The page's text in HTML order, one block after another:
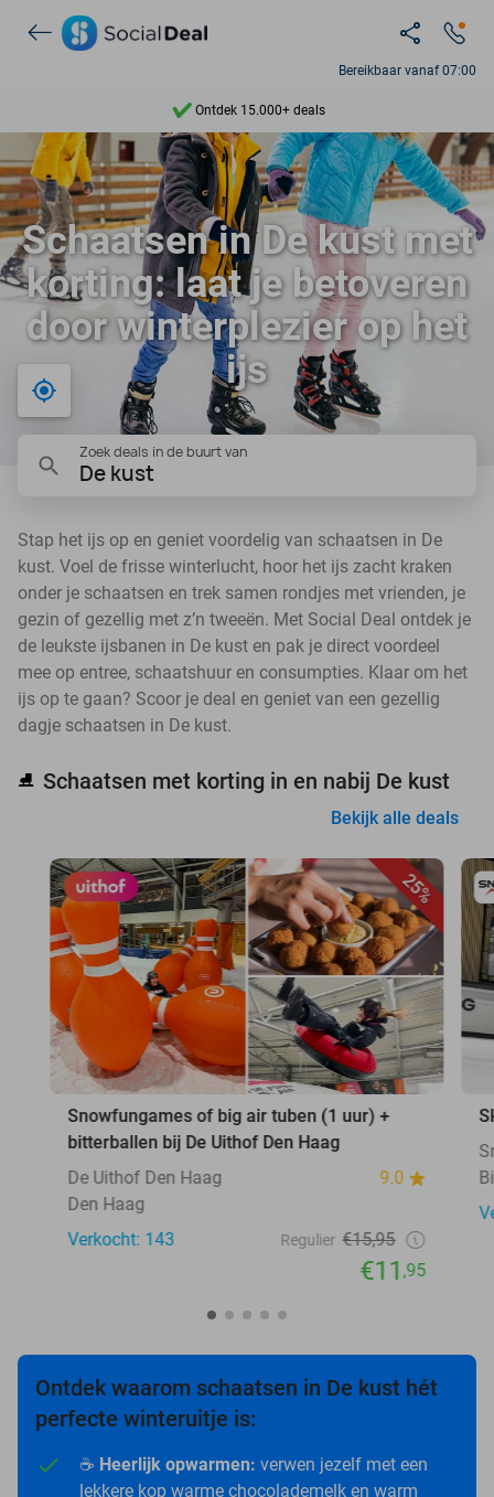
Bereikbaar vanaf 07:00
Ontdek 15.000+ deals
7 dagen per week beschikbaar
10+ miljoen leden
9,4
Ontdek 15.000+ deals
Schaatsen in De kust met
korting: laat je betoveren
door winterplezier op het
ijs
Bij mij in de buurt
Zoek deals in de buurt van
De kust
Stap het ijs op en geniet voordelig van schaatsen in De
kust. Voel de frisse winterlucht, hoor het ijs zacht kraken
onder je schaatsen en trek samen rondjes met vrienden, je
gezin of gezellig met z’n tweeën. Met Social Deal ontdek je
de leukste ijsbanen in De kust en pak je direct voordeel
mee op entree, schaatshuur en consumpties. Klaar om het
ijs op te gaan? Scoor je deal en geniet van een gezellig
dagje schaatsen in De kust.
⛸️ Schaatsen met korting in en nabij De kust
Bekijk alle deals
25%
Snowfungames of big air tuben (1 uur) +
bitterballen bij De Uithof Den Haag
De Uithof Den Haag
9.0
Den Haag
Verkocht: 143
Regulier €15,95
€11,95
Ontdek waarom schaatsen in De kust hét
perfecte winteruitje is:
☕ Heerlijk opwarmen: verwen jezelf met een
lekkere kop warme chocolademelk en warm